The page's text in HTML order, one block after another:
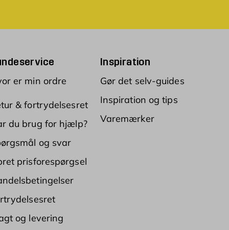
er min ordre
& fortrydelsesret
du brug for hjælp?
og svar
prisforespørgsel
og levering
Inspiration
Gør det selv-guides
Inspiration og tips
Varemærker